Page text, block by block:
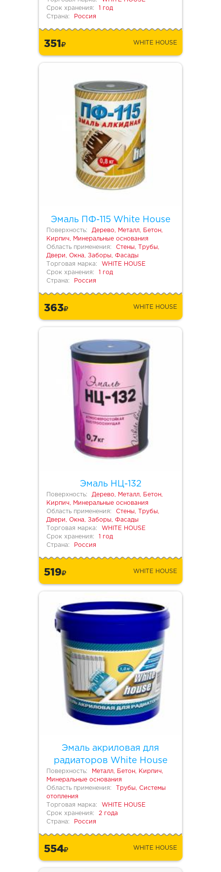
Срок хранения:
1 год
Страна:
Россия
351 WHITE HOUSE
Эмаль ПФ-115 White House
Поверхность:
Дерево, Металл, Бетон,
Кирпич, Минеральные основания
Область применения:
Стены, Трубы,
Двери, Окна, Заборы, Фасады
Торговая марка:
WHITE HOUSE
Срок хранения:
1 год
Страна:
Россия
363 WHITE HOUSE
Эмаль НЦ-132
Поверхность:
Дерево, Металл, Бетон,
Кирпич, Минеральные основания
Область применения:
Стены, Трубы,
Двери, Окна, Заборы, Фасады
Торговая марка:
WHITE HOUSE
Срок хранения:
1 год
Страна:
Россия
519 WHITE HOUSE
Эмаль акриловая для
радиаторов White House
Поверхность:
Металл, Бетон, Кирпич,
Минеральные основания
Область применения:
Трубы, Системы
отопления
Торговая марка:
WHITE HOUSE
Срок хранения:
2 года
Страна:
Россия
554 WHITE HOUSE